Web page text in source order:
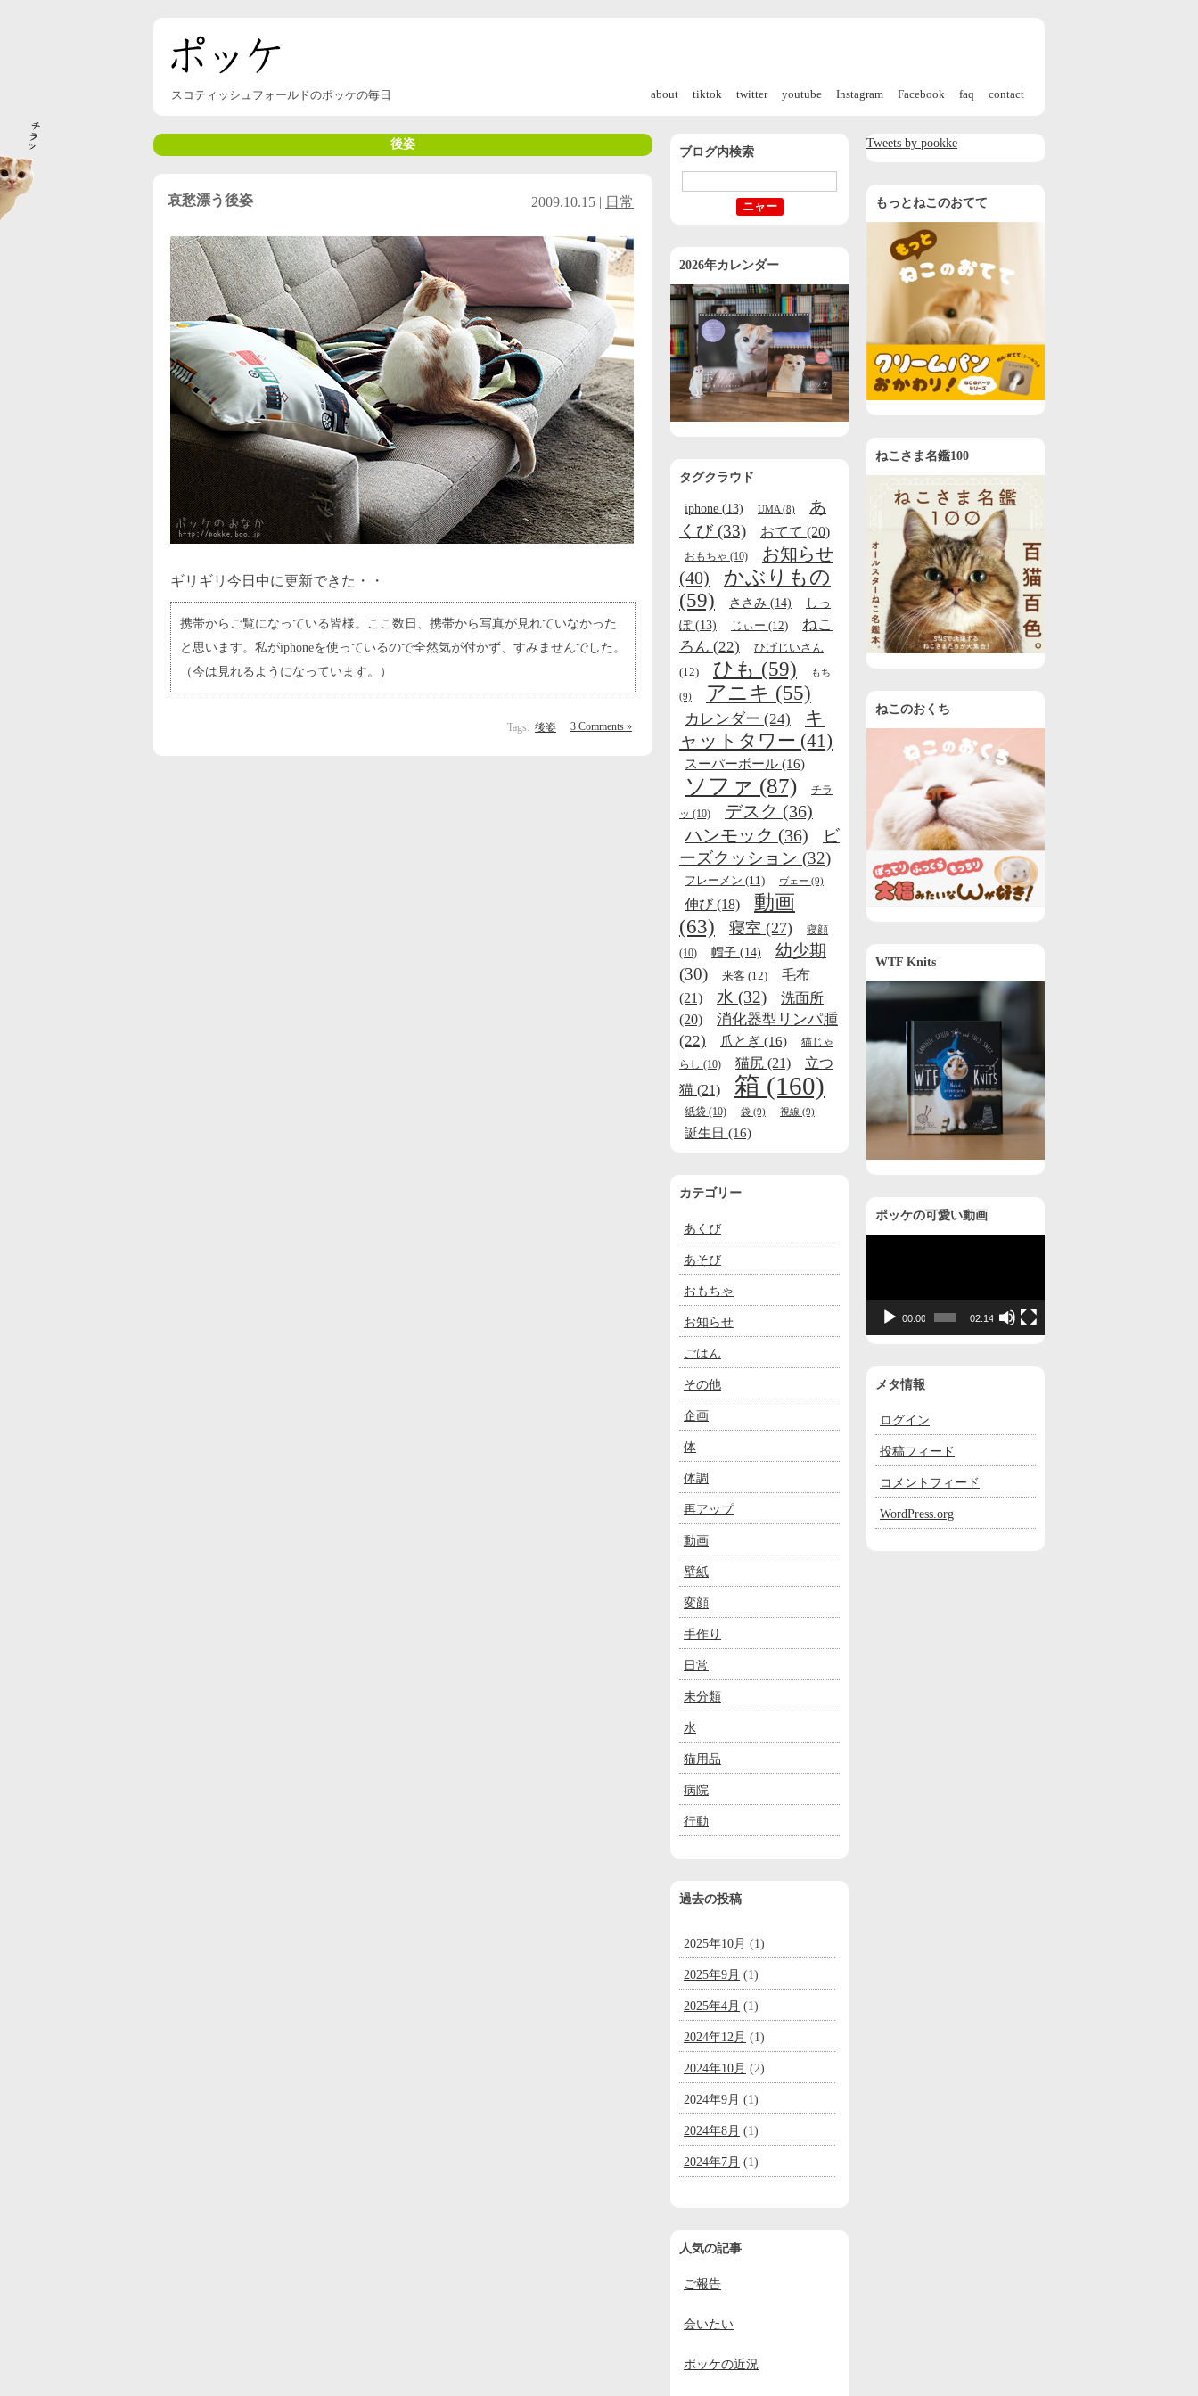
スコティッシュフォールドのポッケの毎日 about tiktok twitter youtube Instagram Facebook faq contact
後姿
哀愁漂う後姿 2009.10.15 | 日常
ギリギリ今日中に更新できた・・
携帯からご覧になっている皆様。ここ数日、携帯から写真が見れていなかった
と思います。私がiphoneを使っているので全然気が付かず、すみませんでした。
（今は見れるようになっています。）
3 Comments »
Tags: 後姿
ブログ内検索
2026年カレンダー
タグクラウド
iphone (13) UMA (8)
あ
くび(33) おてて (20)
おもちゃ (10)
お知らせ
(40)
かぶりもの
(59)
ささみ (14)
しっ
ぽ(13) じぃー (12)
ねこ
ろん (22)
ひげじいさん
(12)
ひも (59) もち
(9) アニキ (55)
カレンダー (24)
キ
ャットタワー (41)
スーパーボール (16)
ソファ (87)
チラ
ッ (10) デスク (36)
ハンモック (36)
ビ
ーズクッション (32)
フレーメン (11) ヴェー (9)
伸び (18)
動画
(63)
寝室 (27)
寝顔
(10)
帽子 (14)
幼少期
(30)
来客 (12)
毛布
(21)
水 (32)
洗面所
(20)
消化器型リンパ腫
(22)
爪とぎ (16)
猫じゃ
らし (10) 猫尻 (21)
立つ
猫 (21) 箱 (160)
紙袋 (10) 袋 (9) 視線 (9)
誕生日 (16)
カテゴリー
あくび
あそび
おもちゃ
お知らせ
ごはん
その他
企画
体
体調
再アップ
動画
壁紙
変顔
手作り
日常
未分類
水
猫用品
病院
行動
過去の投稿
2025年10月 (1)
2025年9月 (1)
2025年4月 (1)
2024年12月 (1)
2024年10月 (2)
2024年9月 (1)
2024年8月 (1)
2024年7月 (1)
2024年4月
2024年3月
2024年2月
人気の記事
ご報告
会いたい
ポッケの近況
Tweets by pookke
もっとねこのおてて
ねこさま名鑑100
ねこのおくち
WTF Knits
ポッケの可愛い動画
レ
00:00 02:14
メタ情報
ログイン
投稿フィード
コメントフィード
WordPress.org